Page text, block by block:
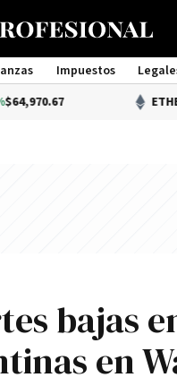
Impuestos
Management
ETHEREUM
bajas
en